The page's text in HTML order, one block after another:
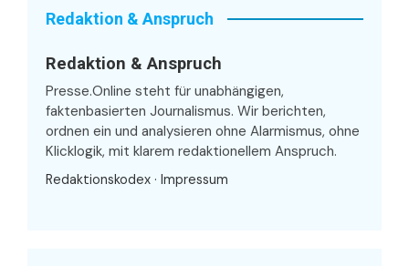
Redaktion & Anspruch
Redaktion & Anspruch
Presse.Online steht für unabhängigen,
faktenbasierten Journalismus. Wir berichten,
ordnen ein und analysieren ohne Alarmismus, ohne
Klicklogik, mit klarem redaktionellem Anspruch.
Redaktionskodex · Impressum